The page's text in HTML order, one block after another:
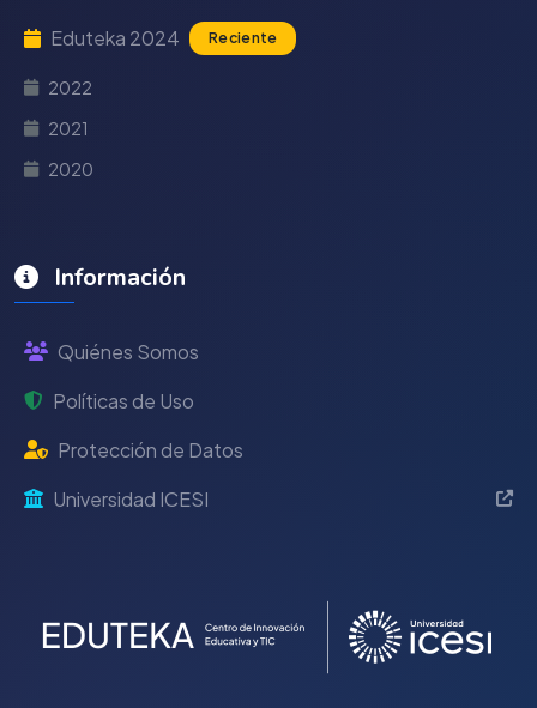
Eduteka 2024 Reciente
2022
2021
2020
Información
Quiénes Somos
Políticas de Uso
Protección de Datos
Universidad ICESI